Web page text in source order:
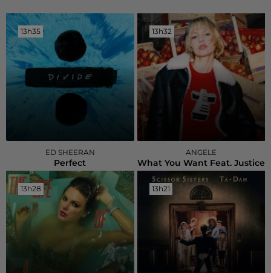
13h35
13h35
ED SHEERAN
Perfect
13h32
13h32
ANGELE
What You Want Feat. Justice
13h28
13h28 13h21
13h21